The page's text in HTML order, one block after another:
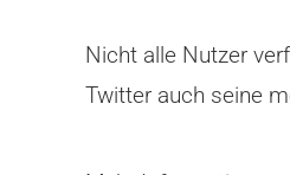
Nicht alle Nutzer
Twitter auch seine